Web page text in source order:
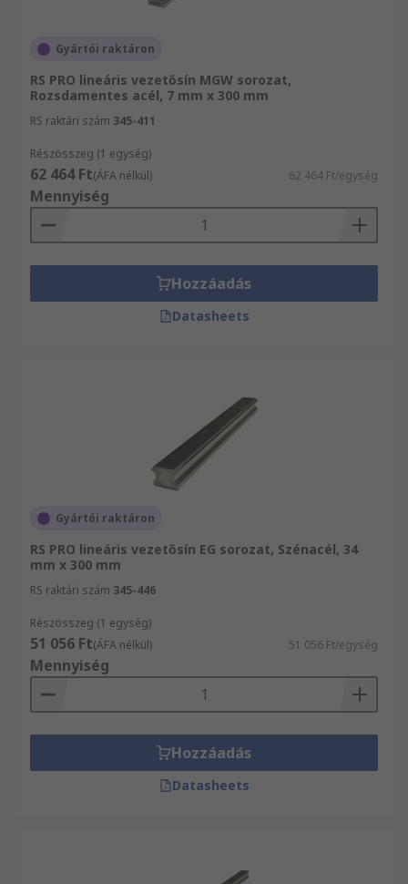
Gyártói raktáron
RS PRO lineáris vezetősín MGW sorozat,
Rozsdamentes acél, 7 mm x 300 mm
RS raktári szám 345-411
Részösszeg (1 egység)
62 464 Ft(ÁFA nélkül) 62 464 Ft/egység
Mennyiség
Hozzáadás
Datasheets
Gyártói raktáron
RS PRO lineáris vezetősín EG sorozat, Szénacél, 34
mm x 300 mm
RS raktári szám 345-446
Részösszeg (1 egység)
51 056 Ft(ÁFA nélkül) 51 056 Ft/egység
Mennyiség
Hozzáadás
Datasheets